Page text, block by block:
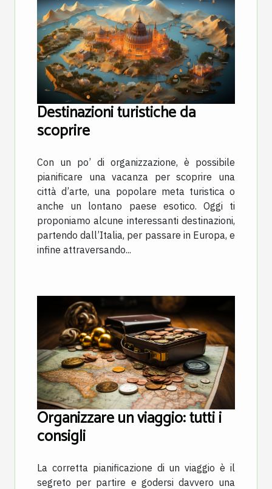
Destinazioni turistiche da
scoprire
Con un po’ di organizzazione, è possibile
pianificare una vacanza per scoprire una
città d’arte, una popolare meta turistica o
anche un lontano paese esotico. Oggi ti
proponiamo alcune interessanti destinazioni,
partendo dall’Italia, per passare in Europa, e
infine attraversando...
Organizzare un viaggio: tutti i
consigli
La corretta pianificazione di un viaggio è il
segreto per partire e godersi davvero una